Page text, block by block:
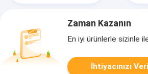
Zaman Kazanın
En iyi ürünlerle sizinle
İhtiyacınızı